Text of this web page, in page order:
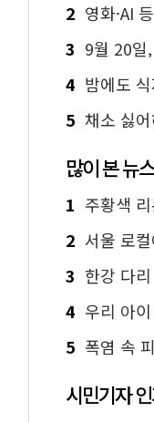
2 영화·AI 등 192
3 9월 20일, 차 없
4 밤에도 식지
5 채소 싫어하는 아
많이 본 뉴스
1 주황색 리본 따라
2 서울 로컬여
3 한강 다리 아
4 우리 아이 체력
5 폭염 속 피어난
시민기자